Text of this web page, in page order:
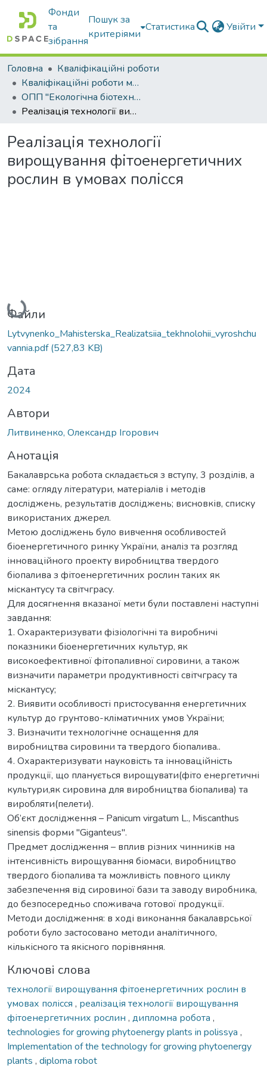
Фонди
та
зібрання
Пошук за
критеріями
Статистика Увійти
Головна
Кваліфікаційні роботи
Кваліфікаційні роботи магістрів
ОПП "Екологічна біотехнологія та біоенергетика"
Реалізація технології вирощування фітоенергетичних рослин в умовах полісся
Реалізація технології
вирощування фітоенергетичних
рослин в умовах полісся
Вантажиться...
Файли
Lytvynenko_Mahisterska_Realizatsiia_tekhnolohii_vyroshchu
vannia.pdf(527,83 KB)
Дата
2024
Автори
Литвиненко, Олександр Ігорович
Анотація
Бакалаврська робота складається з вступу, 3 розділів, а
саме: огляду літератури, матеріалів і методів
досліджень, результатів досліджень; висновків, списку
використаних джерел.
Метою досліджень було вивчення особливостей
біоенергетичного ринку України, аналіз та розгляд
інноваційного проекту виробництва твердого
біопалива з фітоенергетичних рослин таких як
міскантусу та світчграсу.
Для досягнення вказаної мети були поставлені наступні
завдання:
1. Охарактеризувати фізіологічні та виробничі
показники біоенергетичних культур, як
високоефективної фітопаливної сировини, а також
визначити параметри продуктивності світчграсу та
міскантусу;
2. Виявити особливості пристосування енергетичних
культур до грунтово-кліматичних умов України;
3. Визначити технологічне оснащення для
виробництва сировини та твердого біопалива..
4. Охарактеризувати науковість та інноваційність
продукції, що планується вирощувати(фіто енергетичні
культури,як сировина для виробництва біопалива) та
виробляти(пелети).
Об’єкт дослідження – Panicum virgatum L., Miscanthus
sinensis форми "Giganteus".
Предмет дослідження – вплив різних чинників на
інтенсивність вирощування біомаси, виробництво
твердого біопалива та можливість повного циклу
забезпечення від сировиної бази та заводу виробника,
до безпосередньо споживача готової продукції.
Методи дослідження: в ході виконання бакалаврської
роботи було застосовано методи аналітичного,
кількісного та якісного порівняння.
Ключові слова
технології вирощування фітоенергетичних рослин в
умовах полісся , реалізація технології вирощування
фітоенергетичних рослин , дипломна робота ,
technologies for growing phytoenergy plants in polissya ,
Implementation of the technology for growing phytoenergy
plants , diploma robot